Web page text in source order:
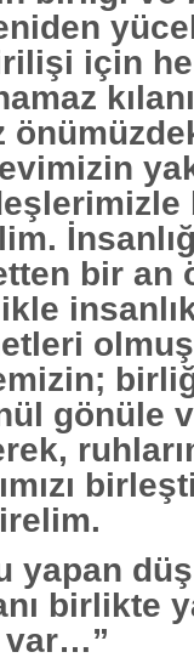
için
bir an
gönüle
yapan
birlikte
var…”